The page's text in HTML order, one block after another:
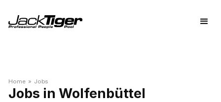
Home » Jobs
Wolfenbüttel